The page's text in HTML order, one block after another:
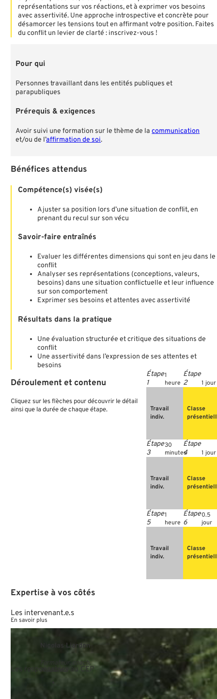
représentations sur vos réactions, et à exprimer vos besoins
avec assertivité. Une approche introspective et concrète pour
désamorcer les tensions tout en affirmant votre position. Faites
du conflit un levier de clarté : inscrivez-vous !
Pour qui
Personnes travaillant dans les entités publiques et
parapubliques
Prérequis & exigences
Avoir suivi une formation sur le thème de lacommunication
et/ou de l’affirmation de soi.
Bénéfices attendus
Compétence(s) visée(s)
Ajuster sa position lors d’une situation de conflit, en
prenant du recul sur son vécu
Savoir-faire entraînés
Evaluer les différentes dimensions qui sont en jeu dans le
conflit
Analyser ses représentations (conceptions, valeurs,
besoins) dans une situation conflictuelle et leur influence
sur son comportement
Exprimer ses besoins et attentes avec assertivité
Résultats dans la pratique
Une évaluation structurée et critique des situations de
conflit
Une assertivité dans l’expression de ses attentes et
besoins
Déroulement et contenu
Cliquez sur les flèches pour découvrir le détail
ainsi que la durée de chaque étape.
1
heure
Travail
indiv.
1 jour
Classe
30
minutes
Travail
indiv.
1 jour
Classe
1
heure
Travail
indiv.
0.5
jour
Classe
Expertise à vos côtés
Les intervenant.e.s
Nicolas Liardon
Formateur, coach,
médiateur
En savoir plus
responsables au CEP